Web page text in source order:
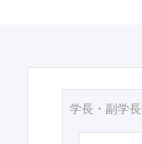
学長・副学長